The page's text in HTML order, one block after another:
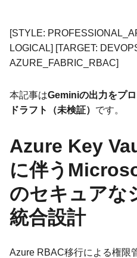
[STYLE:
LOGICAL] [TARGET:
AZURE_FABRIC_RBAC]
本記事はGeminiの出力をプ
ドラフト（未検証） です。
Azure Key
に伴う
のセキュアな
統合設計
Azure RBAC移行による権限